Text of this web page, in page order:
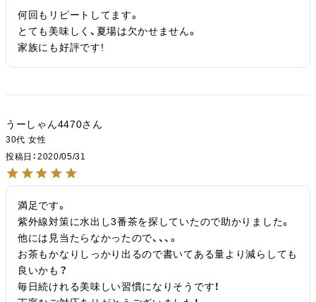
何回もリピートしてます。
とても美味しく、夏場は欠かせません。
家族にも好評です!
うーしゃん4470
30代 女性
投稿日
2020/05/31
満足です。
紫外線対策に水出し3番茶を探していたので助かりました。
他には見当たらなかったので、、、。
お茶もかなりしっかり出るので書いてある量より減らしても
良いかも？
毎日続けれる美味しい習慣になりそうです！